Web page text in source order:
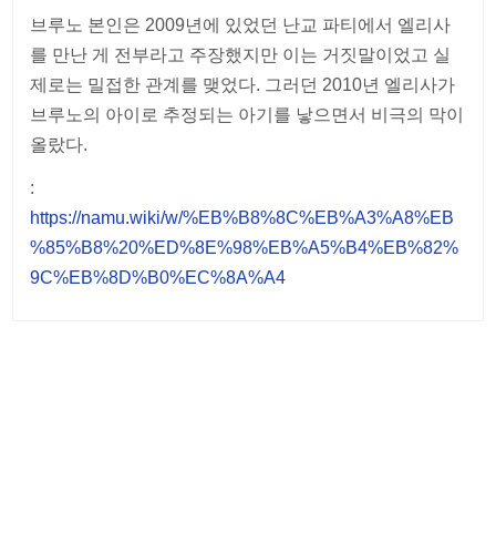
브루노 본인은 2009년에 있었던 난교 파티에서 엘리사
를 만난 게 전부라고 주장했지만 이는 거짓말이었고 실
제로는 밀접한 관계를 맺었다. 그러던 2010년 엘리사가
브루노의 아이로 추정되는 아기를 낳으면서 비극의 막이
올랐다.
:
https://namu.wiki/w/%EB%B8%8C%EB%A3%A8%EB
%85%B8%20%ED%8E%98%EB%A5%B4%EB%82%
9C%EB%8D%B0%EC%8A%A4